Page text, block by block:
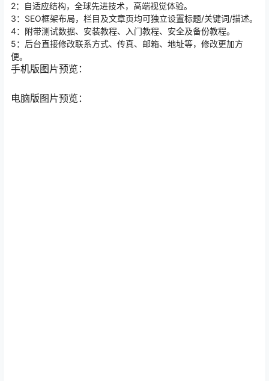
2：自适应结构，全球先进技术，高端视觉体验。
3：SEO框架布局，栏目及文章页均可独立设置标题/关键词/描述。
4：附带测试数据、安装教程、入门教程、安全及备份教程。
5：后台直接修改联系方式、传真、邮箱、地址等，修改更加方
便。
手机版图片预览：
电脑版图片预览：